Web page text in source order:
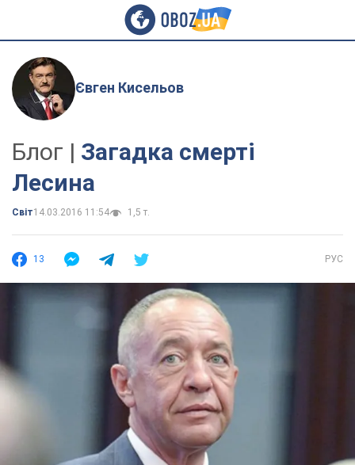
Євген Кисельов
Блог | Загадка смерті
Лесина
Світ14.03.2016 11:54 1,5 т.
13 РУС